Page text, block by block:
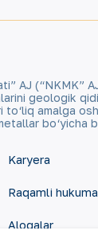
AJ (“NKMK”
geologik
to‘liq amalga
bo‘yicha
Karyera
Raqamli
Aloqalar